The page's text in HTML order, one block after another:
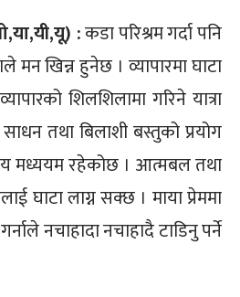
:कडा परिश्रम गर्दा पनि
खिन्न हुनेछ । व्यापारमा घाटा
शिलशिलामा गरिने यात्रा
तथा बिलाशी बस्तुको प्रयोग
मध्ययम रहेकोछ । आत्मबल तथा
घाटा लाग्न सक्छ । माया प्रेममा
नचाहादा नचाहादै टाडिनु पर्ने